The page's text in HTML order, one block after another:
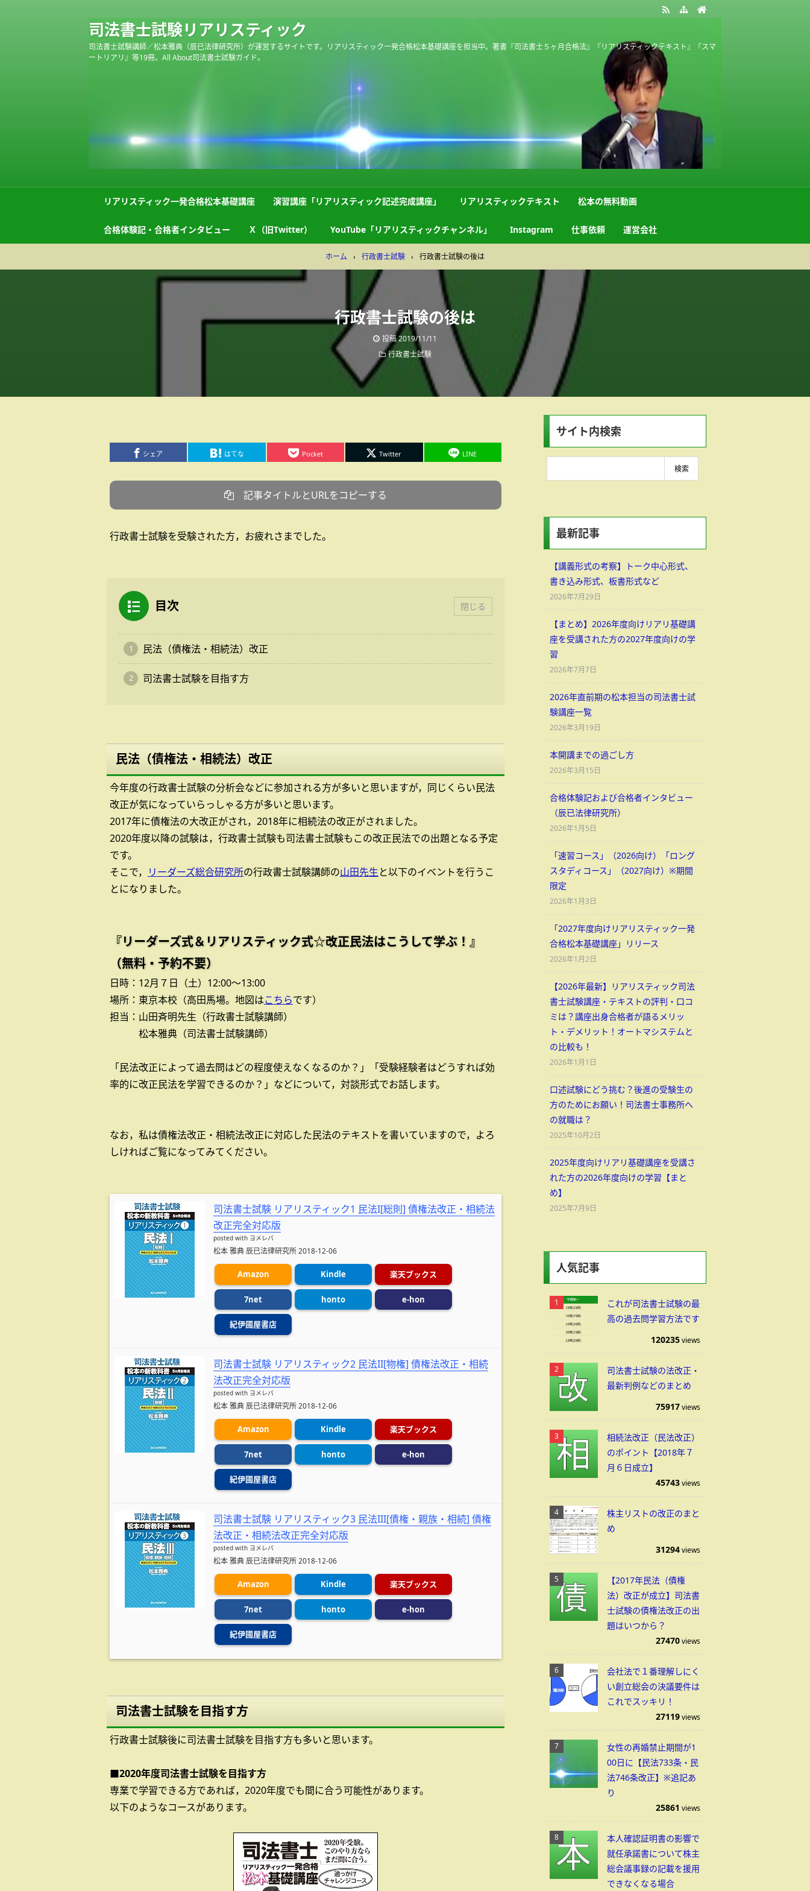
司法書士試験リアリスティック
司法書士試験講師／松本雅典（辰已法律研究所）が運営するサイトです。リアリスティック一発合格松本基礎講座を担当中。著書『司法書士５ヶ月合格法』『リアリスティックテキスト』『スマ
ートリアリ』等19冊。All About司法書士試験ガイド。
リアリスティック一発合格松本基礎講座 演習講座「リアリスティック記述完成講座」 リアリスティックテキスト 松本の無料動画
合格体験記・合格者インタビュー Ｘ（旧Twitter） YouTube「リアリスティックチャンネル」 Instagram 仕事依頼 運営会社
ホーム › 行政書士試験 › 行政書士試験の後は
行政書士試験の後は
投稿2019/11/11
行政書士試験
シェア はてな Pocket Twitter LINE
記事タイトルとURLをコピーする
行政書士試験を受験された方，お疲れさまでした。
目次 閉じる
民法（債権法・相続法）改正
司法書士試験を目指す方
民法（債権法・相続法）改正
今年度の行政書士試験の分析会などに参加される方が多いと思いますが，同じくらい民法
改正が気になっていらっしゃる方が多いと思います。
2017年に債権法の大改正がされ，2018年に相続法の改正がされました。
2020年度以降の試験は，行政書士試験も司法書士試験もこの改正民法での出題となる予定
です。
そこで， リーダーズ総合研究所の行政書士試験講師の山田先生と以下のイベントを行うこ
とになりました。
『リーダーズ式＆リアリスティック式☆改正民法はこうして学ぶ！』
（無料・予約不要）
日時：12月７日（土）12:00～13:00
場所：東京本校（高田馬場。地図はこちらです）
担当：山田斉明先生（行政書士試験講師）
松本雅典（司法書士試験講師）
「民法改正によって過去問はどの程度使えなくなるのか？」「受験経験者はどうすれば効
率的に改正民法を学習できるのか？」などについて，対談形式でお話します。
なお，私は債権法改正・相続法改正に対応した民法のテキストを書いていますので，よろ
しければご覧になってみてください。
司法書士試験 リアリスティック1 民法I[総則] 債権法改正・相続法
改正完全対応版
posted with ヨメレバ
松本 雅典 辰已法律研究所 2018-12-06
Amazon Kindle 楽天ブックス
7net honto e-hon
紀伊國屋書店
司法書士試験 リアリスティック2 民法II[物権] 債権法改正・相続
法改正完全対応版
posted with ヨメレバ
松本 雅典 辰已法律研究所 2018-12-06
Amazon Kindle 楽天ブックス
7net honto e-hon
紀伊國屋書店
司法書士試験 リアリスティック3 民法III[債権・親族・相続] 債権
法改正・相続法改正完全対応版
posted with ヨメレバ
松本 雅典 辰已法律研究所 2018-12-06
Amazon Kindle 楽天ブックス
7net honto e-hon
紀伊國屋書店
司法書士試験を目指す方
行政書士試験後に司法書士試験を目指す方も多いと思います。
■2020年度司法書士試験を目指す方
専業で学習できる方であれば，2020年度でも間に合う可能性があります。
以下のようなコースがあります。
サイト内検索
最新記事
【講義形式の考察】トーク中心形式、
書き込み形式、板書形式など
2026年7月29日
【まとめ】2026年度向けリアリ基礎講
座を受講された方の2027年度向けの学
習
2026年7月7日
2026年直前期の松本担当の司法書士試
験講座一覧
2026年3月19日
本開講までの過ごし方
2026年3月15日
合格体験記および合格者インタビュー
（辰已法律研究所）
2026年1月5日
「速習コース」（2026向け）「ロング
スタディコース」（2027向け）※期間
限定
2026年1月3日
「2027年度向けリアリスティック一発
合格松本基礎講座」リリース
2026年1月2日
【2026年最新】リアリスティック司法
書士試験講座・テキストの評判・口コ
ミは？講座出身合格者が語るメリッ
ト・デメリット！オートマシステムと
の比較も！
2026年1月1日
口述試験にどう挑む？後進の受験生の
方のためにお願い！司法書士事務所へ
の就職は？
2025年10月2日
2025年度向けリアリ基礎講座を受講さ
れた方の2026年度向けの学習【まと
め】
2025年7月9日
人気記事
これが司法書士試験の最
高の過去問学習方法です
120235views
司法書士試験の法改正・
最新判例などのまとめ
75917views
相続法改正（民法改正）
のポイント【2018年７
月６日成立】
45743views
株主リストの改正のまと
め
31294views
【2017年民法（債権
法）改正が成立】司法書
士試験の債権法改正の出
題はいつから？
27470views
会社法で１番理解しにく
い創立総会の決議要件は
これでスッキリ！
27119views
女性の再婚禁止期間が1
00日に【民法733条・民
法746条改正】※追記あ
り
25861 views
本人確認証明書の影響で
就任承諾書について株主
総会議事録の記載を援用
できなくなる場合